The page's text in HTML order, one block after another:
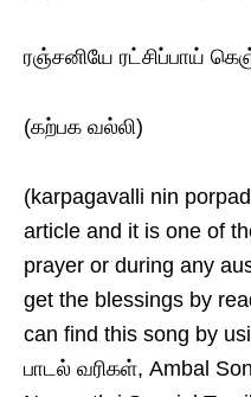
ரஞ்சனியே ரட்சிப்பாய்
(கற்பக வல்லி)
(karpagavalli nin
article and it is one of
prayer or during any
get the blessings by
can find this song by
பாடல் வரிகள், Ambal